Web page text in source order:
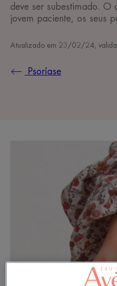
deve ser subestimado. O
jovem paciente, os seus
Atualizado em 23/02/24,
Psoríase